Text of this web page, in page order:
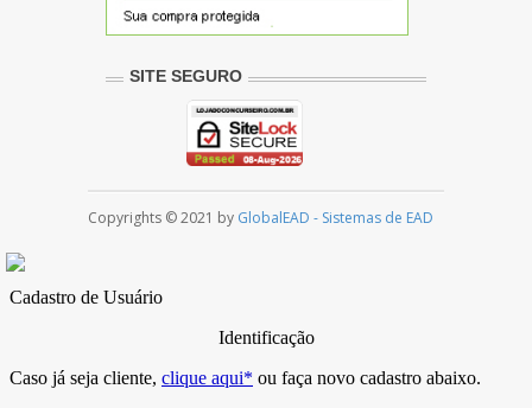
SITE SEGURO
Copyrights © 2021 by GlobalEAD - Sistemas de EAD